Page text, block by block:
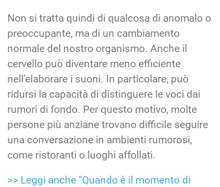
Non si tratta quindi di qualcosa di anomalo o
preoccupante, ma di un cambiamento
normale del nostro organismo. Anche il
cervello può diventare meno efficiente
nell’elaborare i suoni. In particolare, può
ridursi la capacità di distinguere le voci dai
rumori di fondo. Per questo motivo, molte
persone più anziane trovano difficile seguire
una conversazione in ambienti rumorosi,
come ristoranti o luoghi affollati.
>> Leggi anche “Quando è il momento di